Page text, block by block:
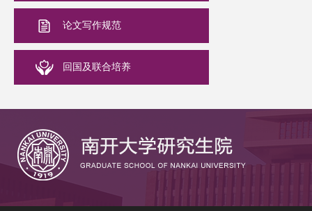
论文写作规范
回国及联合培养